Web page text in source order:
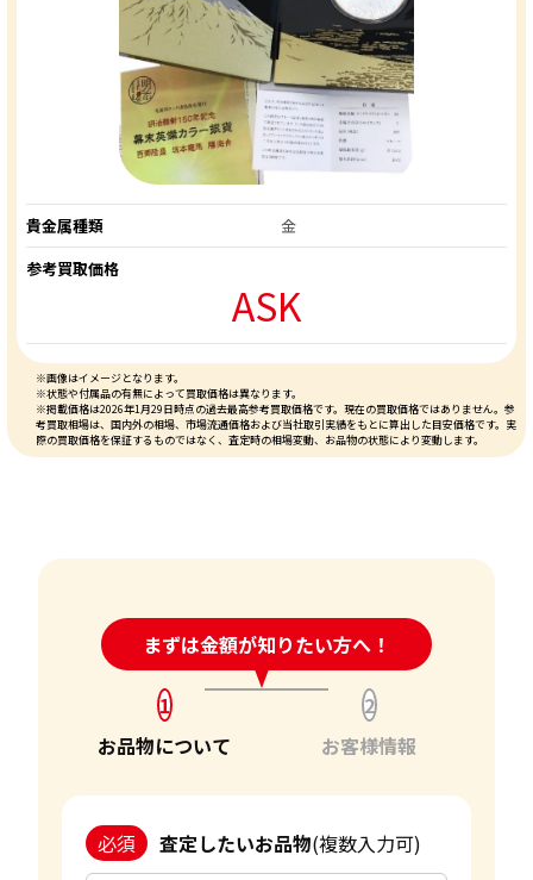
貴金属種類
金
参考買取価格
ASK
※画像はイメージとなります。
※状態や付属品の有無によって買取価格は異なります。
※掲載価格は2026年1月29日時点の過去最高参考買取価格です。現在の買取価格ではありません。参
考買取相場は、国内外の相場、市場流通価格および当社取引実績をもとに算出した目安価格です。実
際の買取価格を保証するものではなく、査定時の相場変動、お品物の状態により変動します。
まずは金額が知りたい方へ！
24時間受付中!問い合わせフォーム
1
お品物について
2
お客様情報
必須 査定したいお品物(複数入力可)